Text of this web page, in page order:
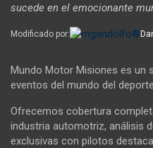
sucede en el emocionante
Modificado por:
Mundo Motor Misiones es un
eventos del mundo del
Ofrecemos cobertura
industria automotriz, análisis
exclusivas con pilotos